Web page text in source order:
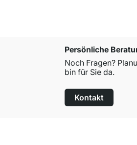
Persönliche
Noch Fragen?
bin für Sie da.
Kontakt